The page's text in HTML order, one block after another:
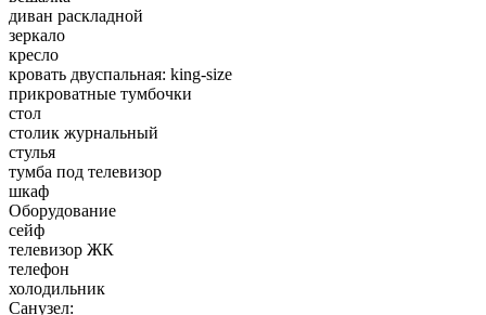
диван раскладной
зеркало
кресло
кровать двуспальная: king-size
прикроватные тумбочки
стол
столик журнальный
стулья
тумба под телевизор
шкаф
Оборудование
сейф
телевизор ЖК
телефон
холодильник
Санузел: